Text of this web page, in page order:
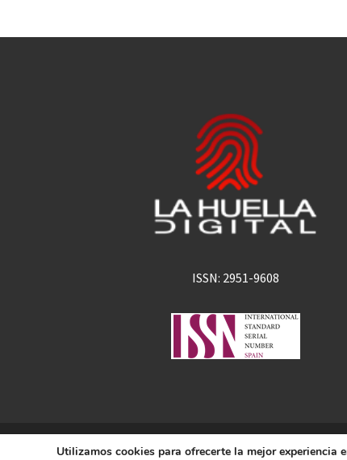
ISSN: 2951-9608
© 2026La Huella Digital– Todos los
Utilizamos cookies para ofrecerte la mejor experiencia